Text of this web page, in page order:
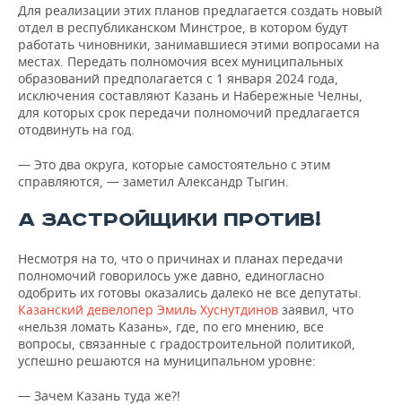
Для реализации этих планов предлагается создать новый
отдел в республиканском Минстрое, в котором будут
работать чиновники, занимавшиеся этими вопросами на
местах. Передать полномочия всех муниципальных
образований предполагается с 1 января 2024 года,
исключения составляют Казань и Набережные Челны,
для которых срок передачи полномочий предлагается
отодвинуть на год.
— Это два округа, которые самостоятельно с этим
справляются, — заметил Александр Тыгин.
А ЗАСТРОЙЩИКИ ПРОТИВ!
Несмотря на то, что о причинах и планах передачи
полномочий говорилось уже давно, единогласно
одобрить их готовы оказались далеко не все депутаты.
Казанский девелопер Эмиль Хуснутдинов заявил, что
«нельзя ломать Казань», где, по его мнению, все
вопросы, связанные с градостроительной политикой,
успешно решаются на муниципальном уровне:
— Зачем Казань туда же?!